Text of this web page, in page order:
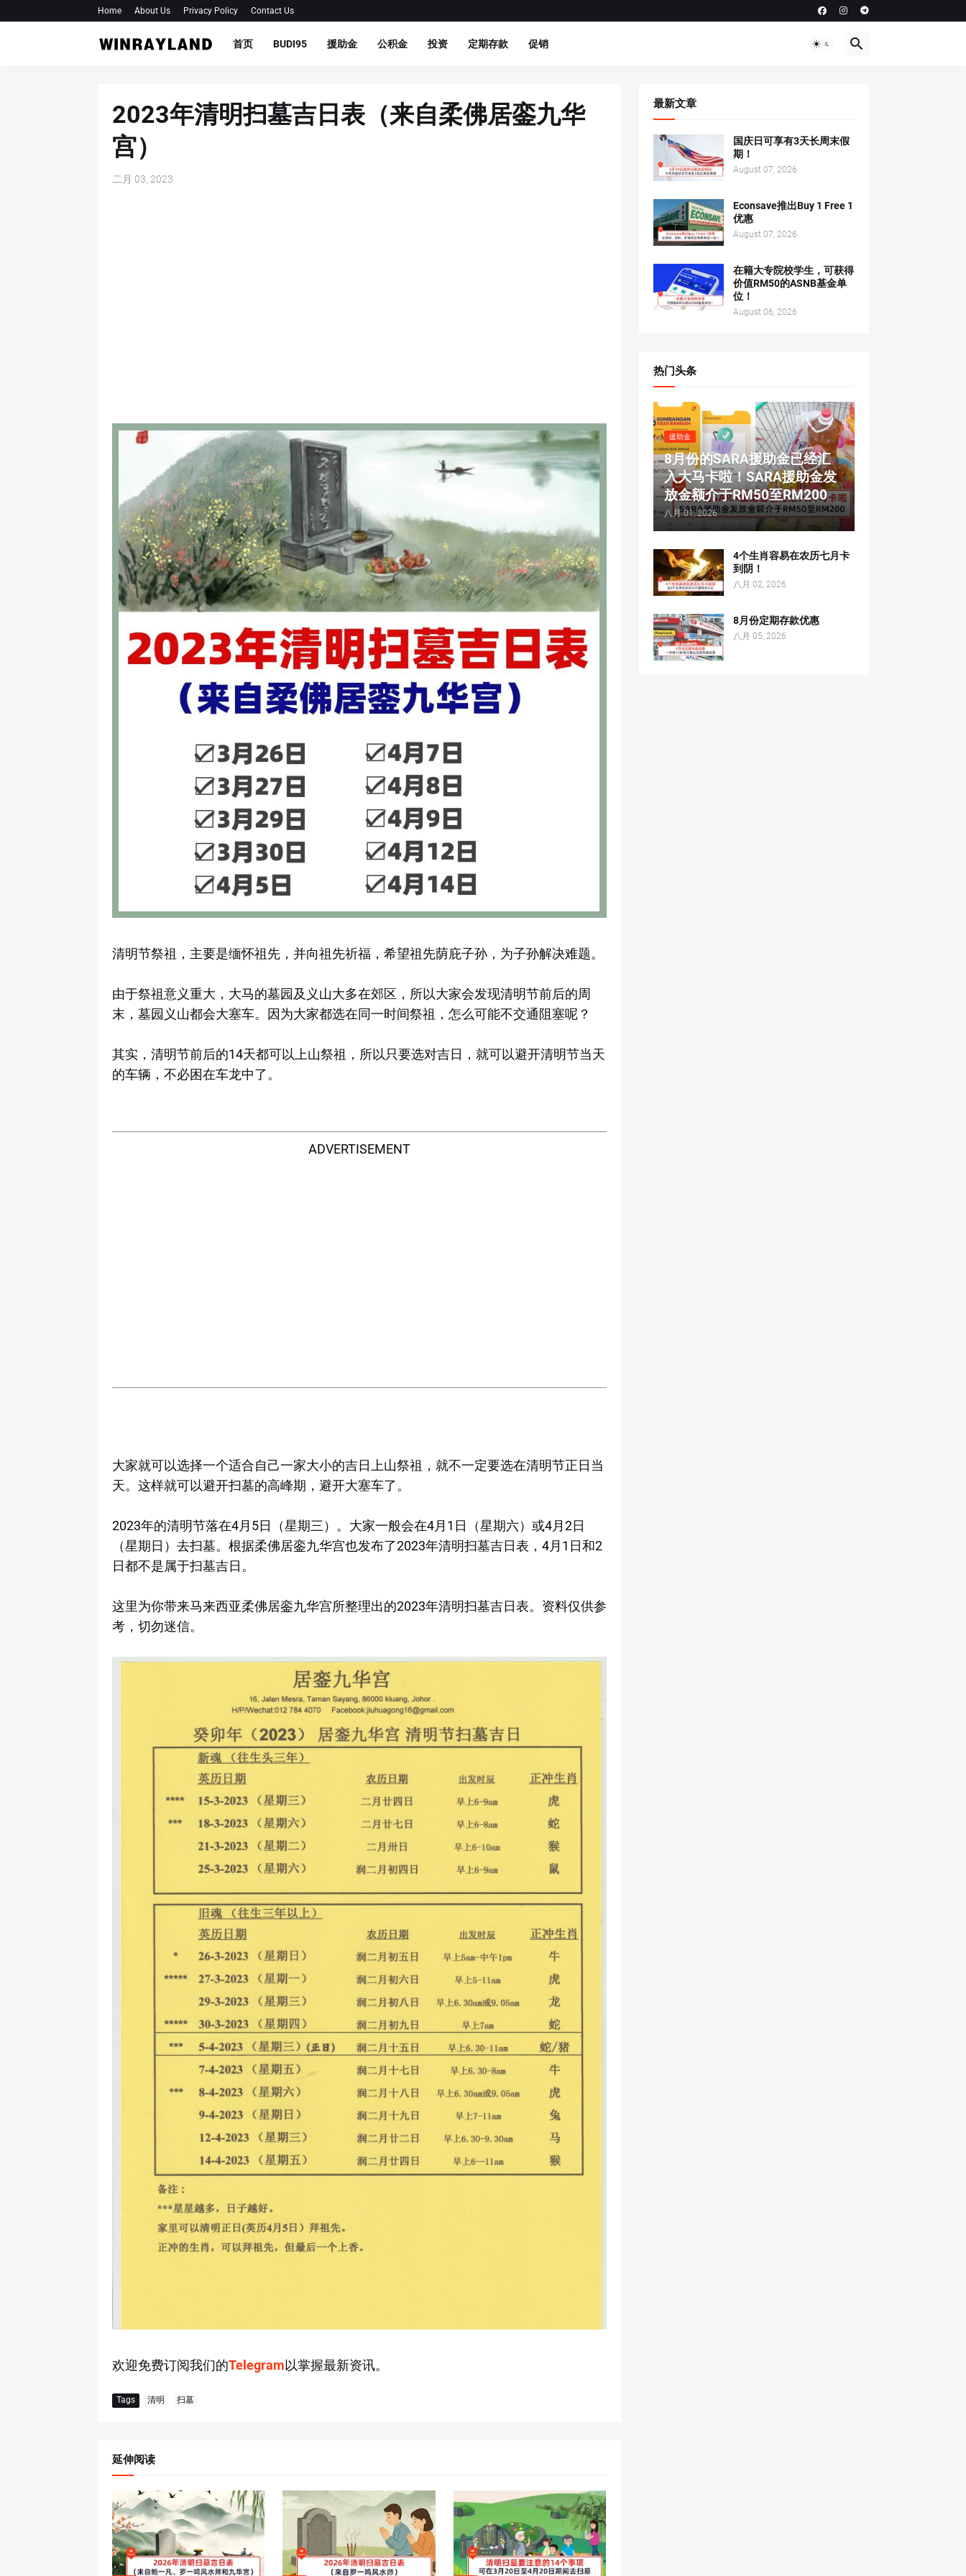
Home About Us Privacy Policy Contact Us
首页 BUDI95 援助金 公积金 投资 定期存款 促销
2023年清明扫墓吉日表（来自柔佛居銮九华
宫）
二月 03, 2023
清明节祭祖，主要是缅怀祖先，并向祖先祈福，希望祖先荫庇子孙，为子孙解决难题。
由于祭祖意义重大，大马的墓园及义山大多在郊区，所以大家会发现清明节前后的周
末，墓园义山都会大塞车。因为大家都选在同一时间祭祖，怎么可能不交通阻塞呢？
其实，清明节前后的14天都可以上山祭祖，所以只要选对吉日，就可以避开清明节当天
的车辆，不必困在车龙中了。
ADVERTISEMENT
大家就可以选择一个适合自己一家大小的吉日上山祭祖，就不一定要选在清明节正日当
天。这样就可以避开扫墓的高峰期，避开大塞车了。
2023年的清明节落在4月5日（星期三）。大家一般会在4月1日（星期六）或4月2日
（星期日）去扫墓。根据柔佛居銮九华宫也发布了2023年清明扫墓吉日表，4月1日和2
日都不是属于扫墓吉日。
这里为你带来马来西亚柔佛居銮九华宫所整理出的2023年清明扫墓吉日表。资料仅供参
考，切勿迷信。
欢迎免费订阅我们的Telegram以掌握最新资讯。
Tags 清明 扫墓
延伸阅读
最新文章
国庆日可享有3天长周末假
期！
August 07, 2026
Econsave推出Buy 1 Free 1
优惠
August 07, 2026
在籍大专院校学生，可获得
价值RM50的ASNB基金单
位！
August 06, 2026
热门头条
援助金
8月份的SARA援助金已经汇
入大马卡啦！SARA援助金发
放金额介于RM50至RM200
八月 01, 2026
4个生肖容易在农历七月卡
到阴！
八月 02, 2026
8月份定期存款优惠
八月 05, 2026